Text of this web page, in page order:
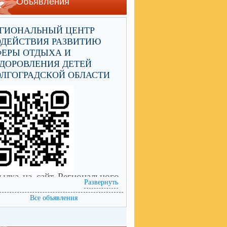
ЦЕНТР
РАЗВИТИЮ
ОТДЫХА И
ДЕТЕЙ
ОБЛАСТИ
на сайт Регионального
содействия развитию
отдыха и оздоровления
Волгоградской области
Развернуть
Все объявления